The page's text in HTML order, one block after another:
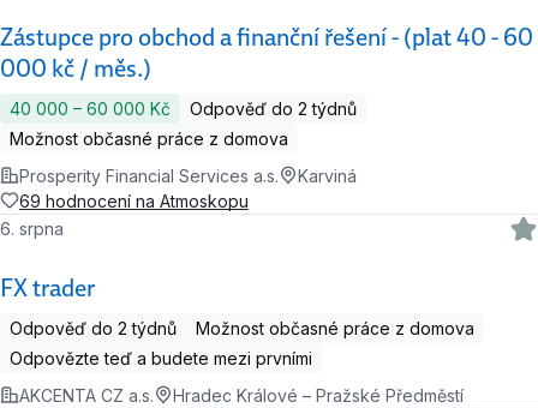
Zástupce pro obchod a finanční řešení - (plat 40 - 60
000 kč / měs.)
40 000 ‍–‍ 60 000 Kč
Odpověď do 2 týdnů
Možnost občasné práce z domova
Prosperity Financial Services a.s.
Karviná
69 hodnocení na Atmoskopu
FX trader
6. srpna
Odpověď do 2 týdnů
Možnost občasné práce z domova
Odpovězte teď a budete mezi prvními
AKCENTA CZ a.s.
Hradec Králové – Pražské Předměstí